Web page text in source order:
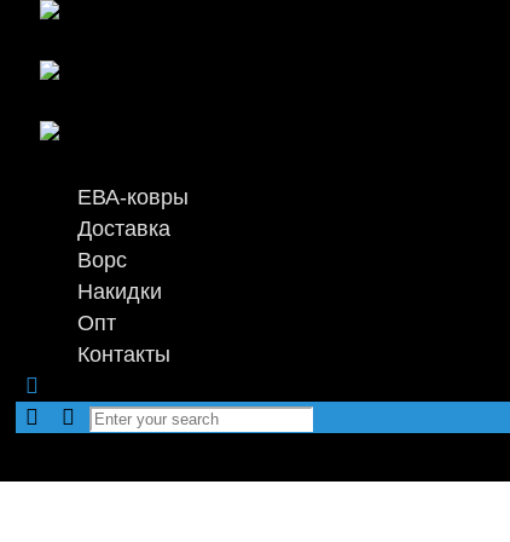
ЕВА-ковры
Доставка
Ворс
Накидки
Опт
Контакты